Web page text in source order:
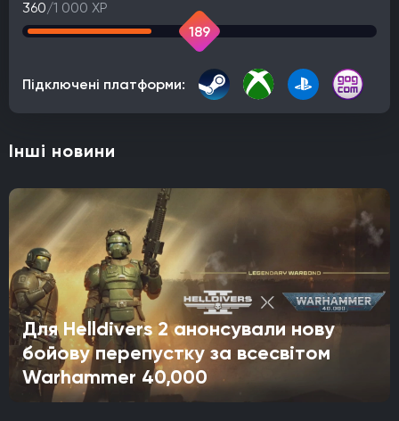
360/1 000 XP
189
Підключені платформи:
Інші новини
Для Helldivers 2 анонсували нову
бойову перепустку за всесвітом
Warhammer 40,000